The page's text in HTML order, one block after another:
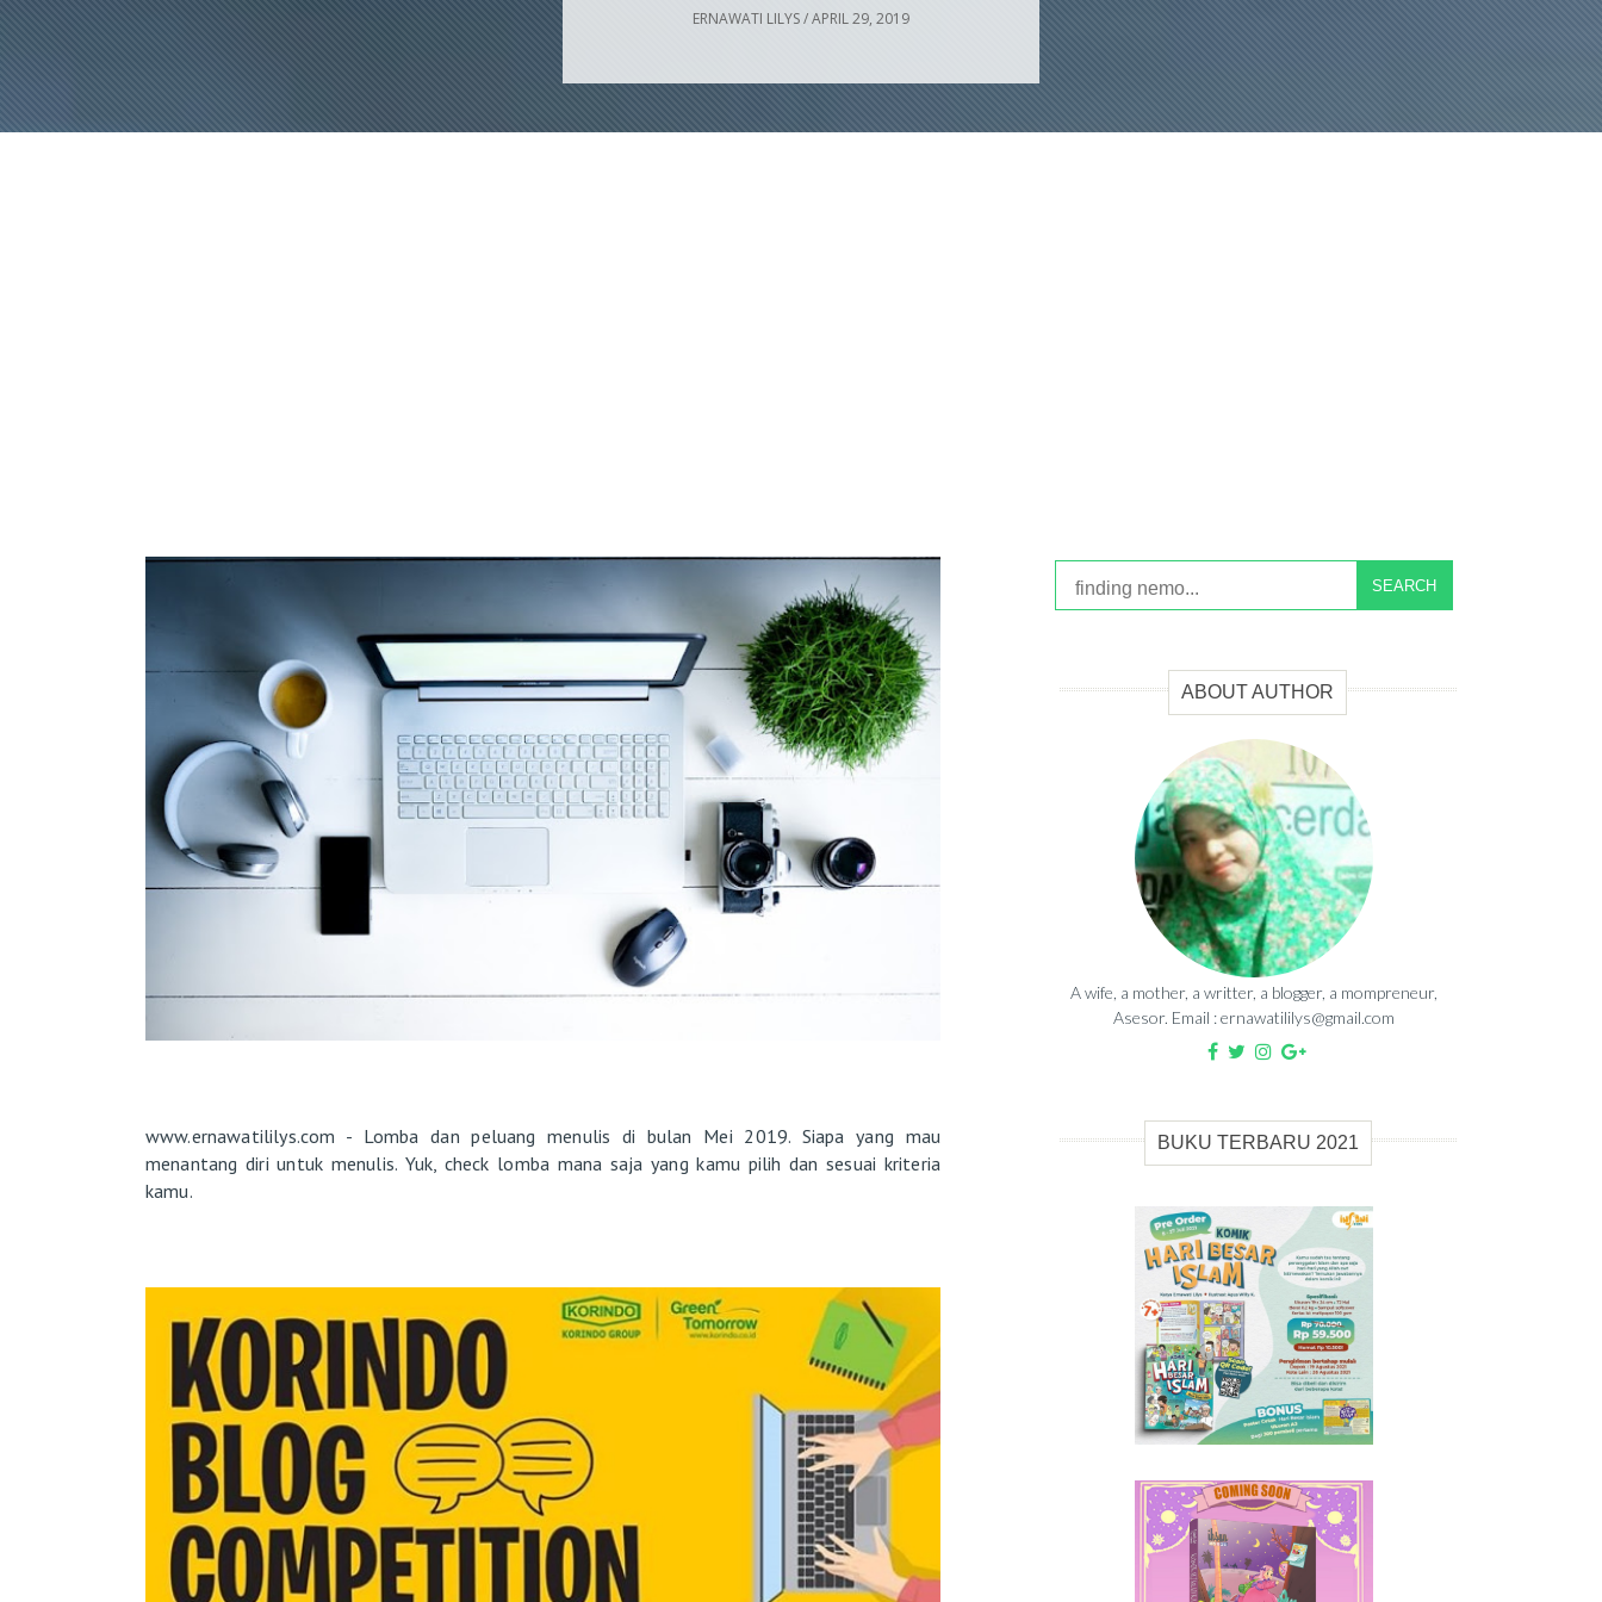
ERNAWATI LILYS/APRIL 29, 2019
www.ernawatililys.com - Lomba dan peluang menulis di bulan Mei 2019. Siapa yang mau
menantang diri untuk menulis. Yuk, check lomba mana saja yang kamu pilih dan sesuai kriteria
kamu.
SEARCH
ABOUT AUTHOR
A wife, a mother, a writter, a blogger, a mompreneur,
Asesor. Email : ernawatililys@gmail.com
BUKU TERBARU 2021